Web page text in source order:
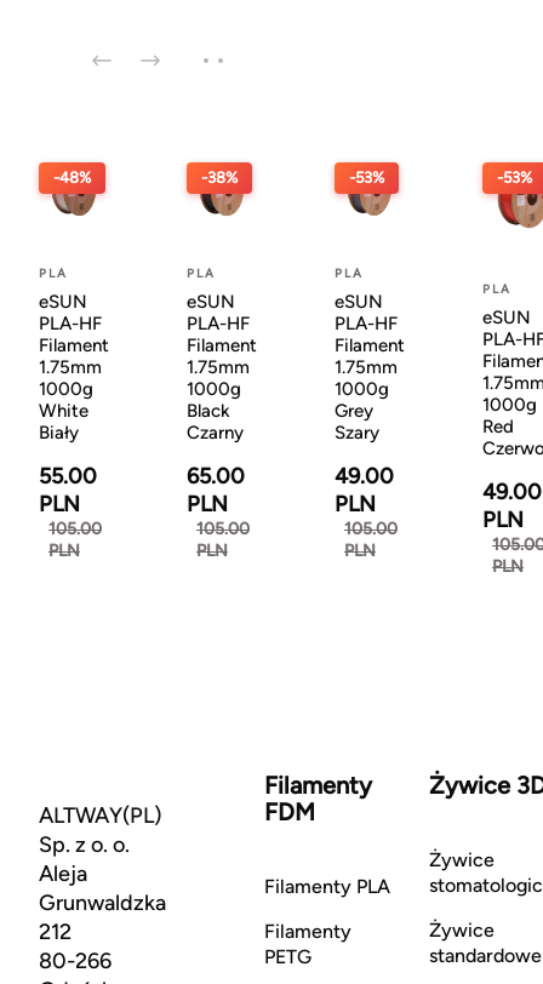
-48%
PLA
eSUN
PLA-HF
Filament
1.75mm
1000g
White
Biały
55.00
PLN
105.00
PLN
-38%
PLA
eSUN
PLA-HF
Filament
1.75mm
1000g
Black
Czarny
65.00
PLN
105.00
PLN
-53%
PLA
eSUN
PLA-HF
Filament
1.75mm
1000g
Grey
Szary
49.00
PLN
105.00
PLN
-53%
PLA
eSUN
PLA-
1000g
Red
49.00
PLN
PLN
ALTWAY(PL)
Sp. z o. o.
Aleja
Grunwaldzka
212
80-266
Filamenty
FDM
Filamenty PLA
Filamenty
PETG
Żywice
Żywice
Żywice
standardowe